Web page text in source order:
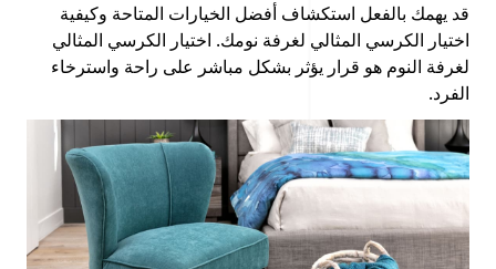
قد يهمك بالفعل استكشاف أفضل الخيارات المتاحة وكيفية
اختيار الكرسي المثالي لغرفة نومك. اختيار الكرسي المثالي
لغرفة النوم هو قرار يؤثر بشكل مباشر على راحة واسترخاء
الفرد.